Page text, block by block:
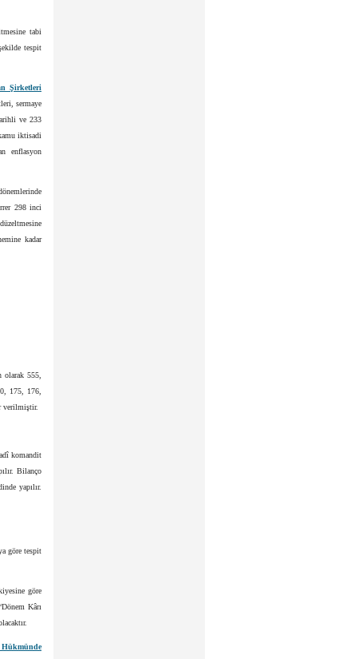
tabi
tespit
Şirketleri
sermaye
ve 233
iktisadi
enflasyon
298 inci
kadar
olarak 555,
175, 176,
verilmiştir.
komandit
Bilanço
yapılır.
göre tespit
göre
Kârı